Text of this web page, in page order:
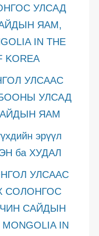
УЛСАД
ЯАМ,
IN THE
KOREA
УЛСААС
УЛСАД
ЯАМ
эрүүл
ба ХУДАЛ
УЛСААС
СОЛОНГОС
САЙДЫН
IN